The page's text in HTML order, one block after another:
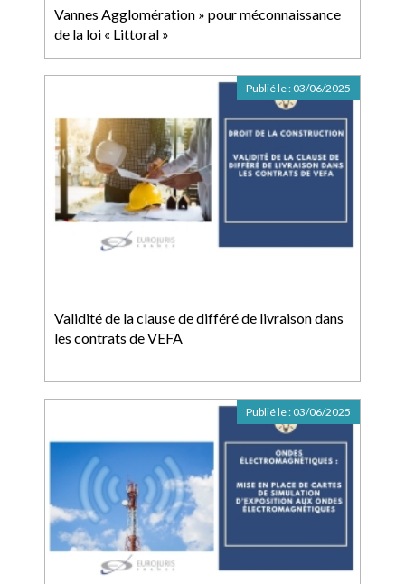
Vannes Agglomération » pour méconnaissance
de la loi « Littoral »
Validité de la clause de différé de livraison dans
les contrats de VEFA
Publié le : 03/06/2025
Publié le : 03/06/2025